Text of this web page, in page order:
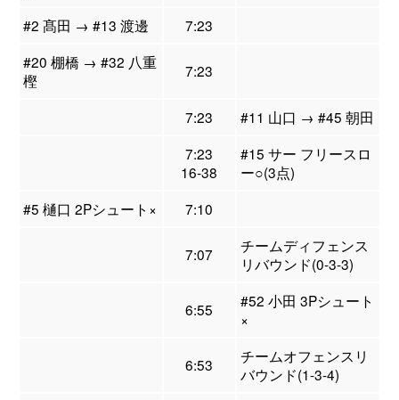
#2 髙田 → #13 渡邊
7:23
#20 棚橋 → #32 八重
樫
7:23
7:23
#11 山口 → #45 朝田
7:23
16-38
#15 サー フリースロ
ー○(3点)
#5 樋口 2Pシュート×
7:10
7:07
チームディフェンス
リバウンド(0-3-3)
6:55
#52 小田 3Pシュート
×
6:53
チームオフェンスリ
バウンド(1-3-4)